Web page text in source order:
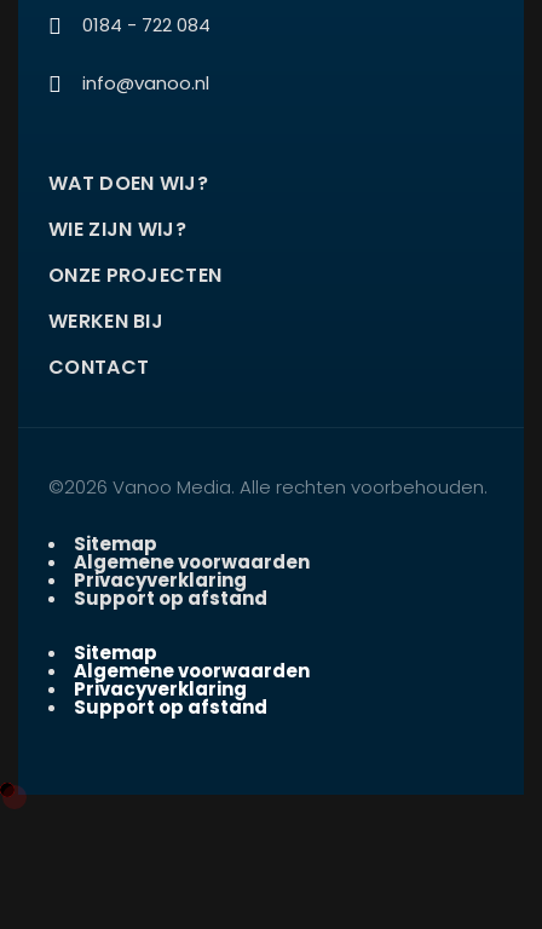
0184 - 722 084
info@vanoo.nl
WAT DOEN WIJ?
WIE ZIJN WIJ?
ONZE PROJECTEN
WERKEN BIJ
CONTACT
©2026 Vanoo Media. Alle rechten voorbehouden.
Sitemap
Algemene voorwaarden
Privacyverklaring
Support op afstand
Sitemap
Algemene voorwaarden
Privacyverklaring
Support op afstand